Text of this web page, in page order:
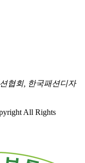
협회, 한국패션디자
All Rights